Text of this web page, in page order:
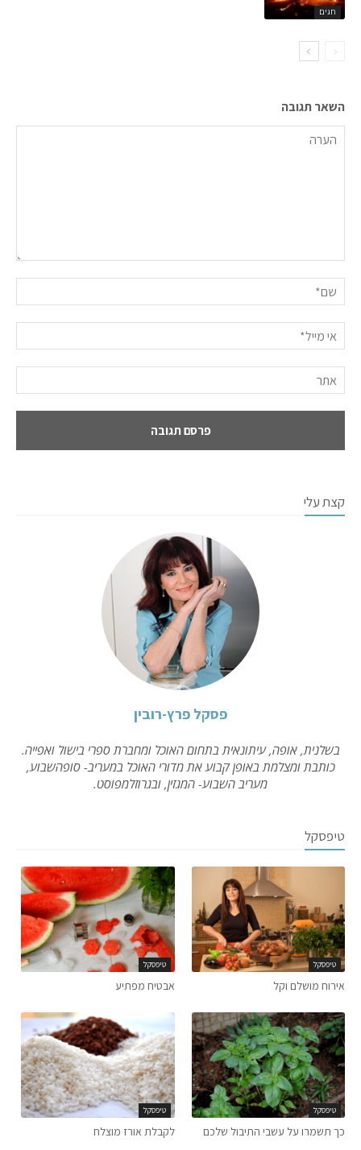
חגים
השאר תגובה
קצת עלי
פסקל פרץ-רובין
בשלנית, אופה, עיתונאית בתחום האוכל ומחברת ספרי בישול ואפייה.
כותבת ומצלמת באופן קבוע את מדורי האוכל במעריב- סופהשבוע,
מעריב השבוע- המגזין, ובגרוזלמפוסט.
טיפסקל
טיפסקל
אירוח מושלם וקל
טיפסקל
אבטיח מפתיע
טיפסקל
כך תשמרו על עשבי התיבול שלכם
טיפסקל
לקבלת אורז מוצלח